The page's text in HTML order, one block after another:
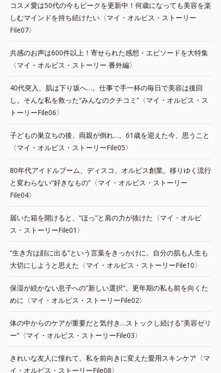
コスメ愛は50代の今もピークを更新中！何歳になっても美容を楽
しむマインドを持ち続けたい〈マイ・オルビス・ストーリー
File07〉
共感のお声は600件以上！寄せられた感想・エピソードを大特集
〈マイ・オルビス・ストーリー 番外編〉
40代突入、肌は下り坂へ…。仕事で手一杯の毎日で美容は後回
し。そんな私を救った“みんなのクチコミ”〈マイ・オルビス・ス
トーリーFile06〉
子どもの巣立ちの後、両親が倒れ…。61歳を迎えた今、思うこと
〈マイ・オルビス・ストーリーFile05〉
80年代アイドルブーム、ディスコ、オルビス創業。移りゆく流行
と変わらない“好きなもの”〈マイ・オルビス・ストーリー
File04〉
届いた箱を開けると、“ほっ”と肩の力が抜けた〈マイ・オルビ
ス・ストーリーFile01〉
“生き方は顔に出る”という言葉をきっかけに。自分の肌も人生も
大切にしようと思えた〈マイ・オルビス・ストーリーFile10〉
保湿が続かない息子への”新しい選択”。更年期の私も前を向くた
めに〈マイ・オルビス・ストーリーFile02〉
体の中からのケアが重要だと気付き…ストックし続ける”美容ゼリ
ー”〈マイ・オルビス・ストーリーFile03〉
きれいな友人に憧れて。私を前向きに変えた愛用スキンケア〈マ
イ・オルビス・ストーリーFile08〉